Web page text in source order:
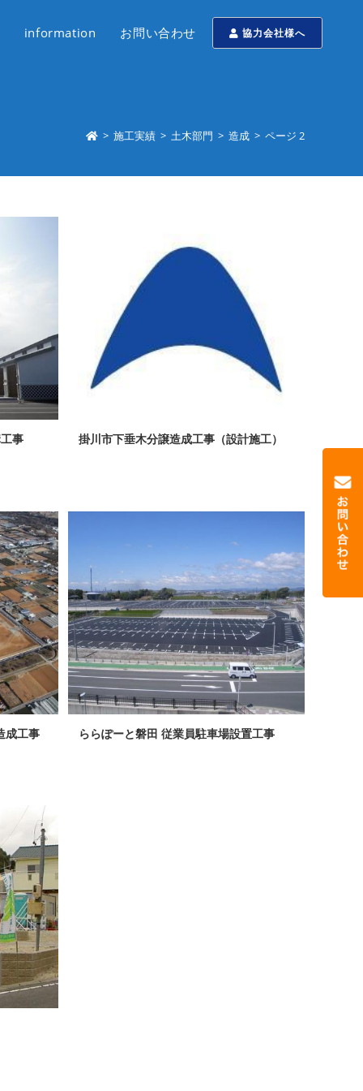
協力会社様へ
information お問い合わせ
> 施工実績 > 土木部門 > 造成 > ページ 2
事 掛川市下垂木分譲造成工事（設計施工）
成工事 ららぽーと磐田 従業員駐車場設置工事